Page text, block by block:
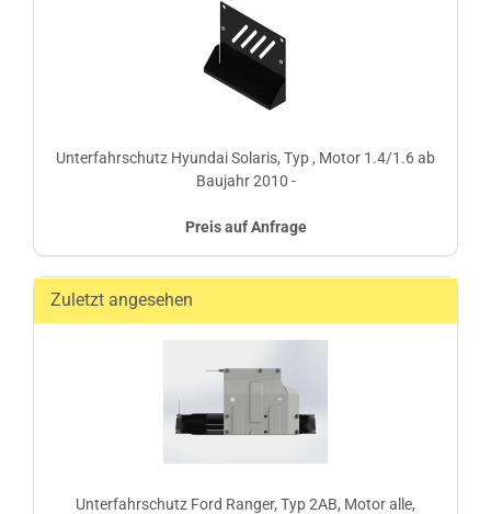
Unterfahrschutz Hyundai Solaris, Typ , Motor 1.4/1.6 ab
Baujahr 2010 -
Preis auf Anfrage
Zuletzt angesehen
Unterfahrschutz Ford Ranger, Typ 2AB, Motor alle,